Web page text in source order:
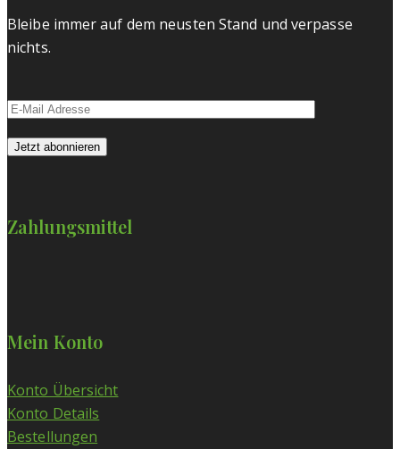
Bleibe immer auf dem neusten Stand und verpasse
nichts.
Zahlungsmittel
Mein Konto
Konto Übersicht
Konto Details
Bestellungen